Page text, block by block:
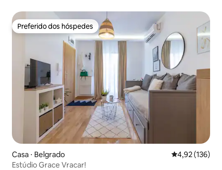
Preferido dos hóspedes
Preferido dos hóspedes
Casa ⋅ Belgrado 4,92 de uma
4,92 (136)
Estúdio Grace Vracar!